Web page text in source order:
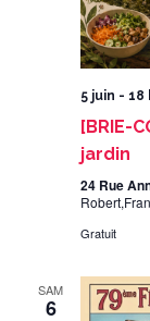
5 juin - 18
[BRIE-
jardin
24 Rue
Gratuit
SAM
6